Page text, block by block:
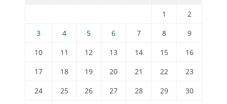
1
2
3
4 5 6 7 8
9
10
11 12 13 14 15
16
17
18 19 20 21 22
23
24
25 26 27 28 29
30